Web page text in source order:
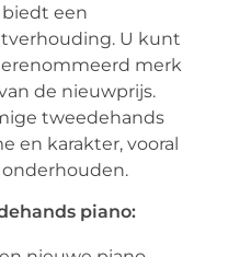
een
U kunt
merk
de nieuwprijs.
tweedehands
en karakter, vooral
piano: